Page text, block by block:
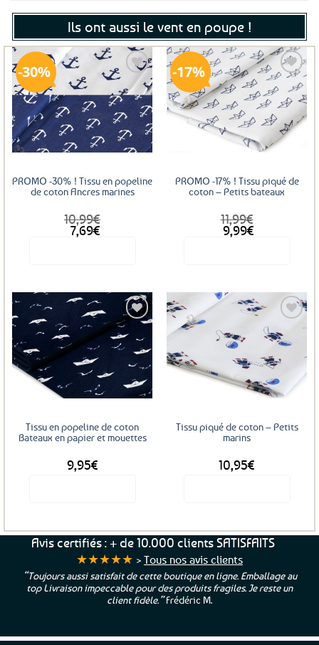
Ils ont aussi le vent en poupe !
30%
Ajouter
aux
favoris
PROMO -30% ! Tissu en popeline
de coton Ancres marines
10,99€
7,69€
a
plusieurs
variations.
Les
options
peuvent
17%
Ajouter
favoris
PROMO -17% ! Tissu piqué de
coton – Petits bateaux
11,99€
Le
prix
9,99€
Le
prix
Ajouter
aux
favoris
Tissu en popeline de coton
Bateaux en papier et mouettes
9,95€
Ajouter
aux
Tissu piqué de coton – Petits
marins
10,95€
Avis certifiés : + de 10.000 clients SATISFAITS
★★★★★ > Tous nos avis clients
“Toujours aussi satisfait de cette boutique en ligne. Emballage au
top Livraison impeccable pour des produits fragiles. Je reste un
client fidèle.”Frédéric M.